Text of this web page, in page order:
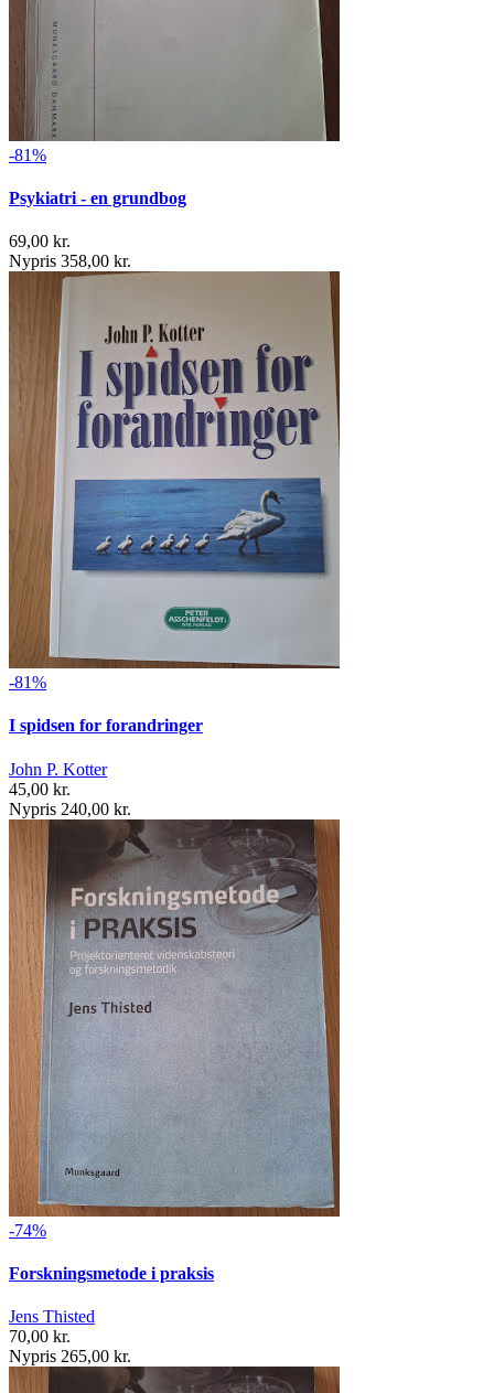
-81%
Psykiatri - en grundbog
69,00 kr.
Nypris 358,00 kr.
-81%
I spidsen for forandringer
John P. Kotter
45,00 kr.
Nypris 240,00 kr.
-74%
Forskningsmetode i praksis
Jens Thisted
70,00 kr.
Nypris 265,00 kr.